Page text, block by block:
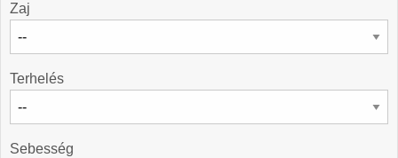
Zaj
Terhelés
Sebesség